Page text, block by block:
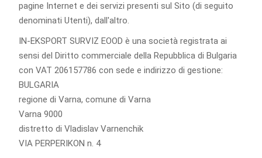
pagine Internet e dei servizi presenti sul Sito (di seguito
denominati Utenti), dall'altro.
IN-EKSPORT SURVIZ EOOD è una società registrata ai
sensi del Diritto commerciale della Repubblica di Bulgaria
con VAT 206157786 con sede e indirizzo di gestione:
BULGARIA
regione di Varna, comune di Varna
Varna 9000
distretto di Vladislav Varnenchik
VIA PERPERIKON n. 4